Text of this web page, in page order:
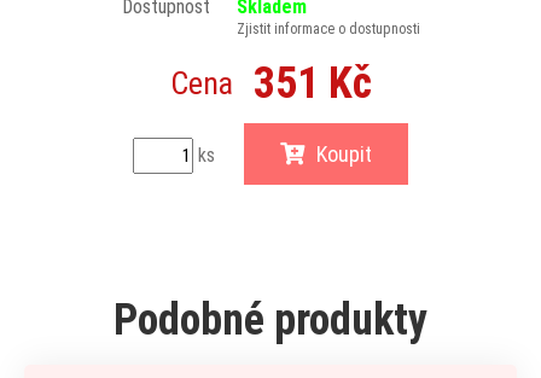
Dostupnost
Skladem
Zjistit informace o dostupnosti
Cena 351 Kč
ks Koupit
Podobné produkty